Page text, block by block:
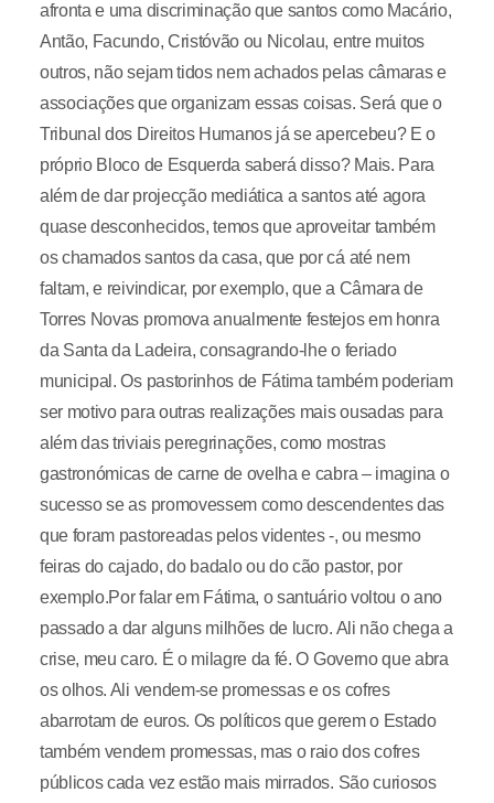
afronta e uma discriminação que santos como Macário,
Antão, Facundo, Cristóvão ou Nicolau, entre muitos
outros, não sejam tidos nem achados pelas câmaras e
associações que organizam essas coisas. Será que o
Tribunal dos Direitos Humanos já se apercebeu? E o
próprio Bloco de Esquerda saberá disso? Mais. Para
além de dar projecção mediática a santos até agora
quase desconhecidos, temos que aproveitar também
os chamados santos da casa, que por cá até nem
faltam, e reivindicar, por exemplo, que a Câmara de
Torres Novas promova anualmente festejos em honra
da Santa da Ladeira, consagrando-lhe o feriado
municipal. Os pastorinhos de Fátima também poderiam
ser motivo para outras realizações mais ousadas para
além das triviais peregrinações, como mostras
gastronómicas de carne de ovelha e cabra – imagina o
sucesso se as promovessem como descendentes das
que foram pastoreadas pelos videntes -, ou mesmo
feiras do cajado, do badalo ou do cão pastor, por
exemplo.Por falar em Fátima, o santuário voltou o ano
passado a dar alguns milhões de lucro. Ali não chega a
crise, meu caro. É o milagre da fé. O Governo que abra
os olhos. Ali vendem-se promessas e os cofres
abarrotam de euros. Os políticos que gerem o Estado
também vendem promessas, mas o raio dos cofres
públicos cada vez estão mais mirrados. São curiosos